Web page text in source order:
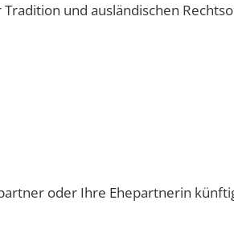
und ausländischen
oder Ihre Ehepartnerin